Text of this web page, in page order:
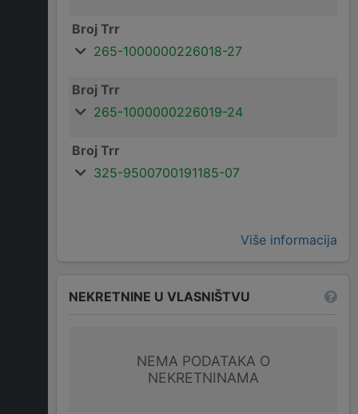
Broj Trr
265-1000000226018-27
Broj Trr
265-1000000226019-24
Broj Trr
325-9500700191185-07
Više informacija
NEKRETNINE U VLASNIŠTVU
NEMA PODATAKA O
NEKRETNINAMA